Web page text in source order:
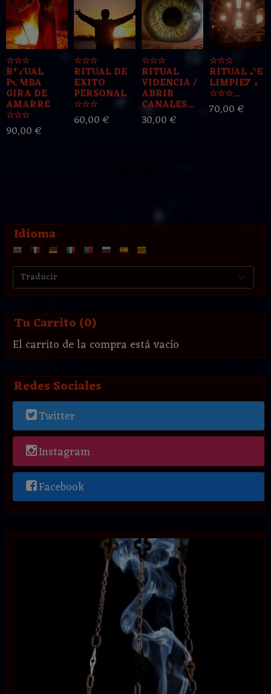
Idioma
Tu Carrito (0)
El carrito de la compra está vacío
Redes Sociales
Twitter
Instagram
Facebook
☆☆☆
RITUAL
POMBA
GIRA DE
AMARRE
☆☆☆
90,00 €
☆☆☆
RITUAL DE
EXITO
PERSONAL
☆☆☆
60,00 €
☆☆☆
RITUAL
VIDENCIA /
ABRIR
CANALES...
30,00 €
☆☆☆
RITUAL DE
LIMPIEZA
☆☆☆...
70,00 €